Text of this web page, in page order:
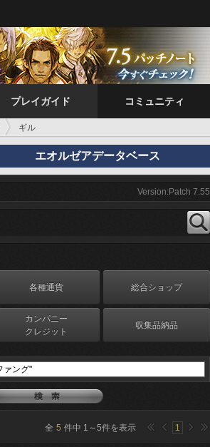
プレイガイド コミュニティ
ギル
エオルゼアデータベース
Version:Patch 7.55
各種通貨 総合ショップ
カンパニー
クレジット
収集品納品
全 5 件中 1 ～5件を表示 1